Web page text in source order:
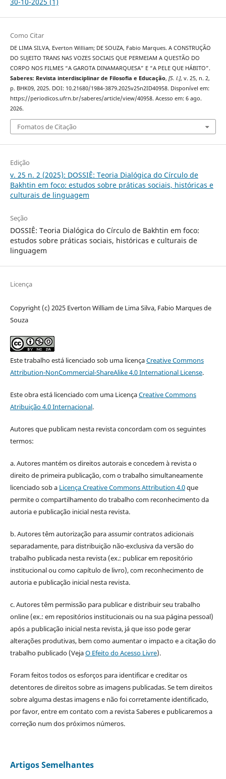
Como Citar
DE LIMA SILVA, Everton William; DE SOUZA, Fabio Marques. A CONSTRUÇÃO
DO SUJEITO TRANS NAS VOZES SOCIAIS QUE PERMEIAM A QUESTÃO DO
CORPO NOS FILMES “A GAROTA DINAMARQUESA” E “A PELE QUE HÁBITO”.
Saberes: Revista interdisciplinar de Filosofia e Educação, [S. l.], v. 25, n. 2,
p. BHK09, 2025. DOI: 10.21680/1984-3879.2025v25n2ID40958. Disponível em:
https://periodicos.ufrn.br/saberes/article/view/40958. Acesso em: 6 ago.
2026.
Fomatos de Citação
Edição
v. 25 n. 2 (2025): DOSSIÊ: Teoria Dialógica do Círculo de
Bakhtin em foco: estudos sobre práticas sociais, históricas e
culturais de linguagem
Seção
DOSSIÊ: Teoria Dialógica do Círculo de Bakhtin em foco:
estudos sobre práticas sociais, históricas e culturais de
linguagem
Licença
Copyright (c) 2025 Everton William de Lima Silva, Fabio Marques de
Souza
Este trabalho está licenciado sob uma licençaCreative Commons
Attribution-NonCommercial-ShareAlike 4.0 International License.
Este obra está licenciado com uma LicençaCreative Commons
Atribuição 4.0 Internacional.
Autores que publicam nesta revista concordam com os seguintes
termos:
a. Autores mantém os direitos autorais e concedem à revista o
direito de primeira publicação, com o trabalho simultaneamente
licenciado sob a Licença Creative Commons Attribution 4.0que
permite o compartilhamento do trabalho com reconhecimento da
autoria e publicação inicial nesta revista.
b. Autores têm autorização para assumir contratos adicionais
separadamente, para distribuição não-exclusiva da versão do
trabalho publicada nesta revista (ex.: publicar em repositório
institucional ou como capítulo de livro), com reconhecimento de
autoria e publicação inicial nesta revista.
c. Autores têm permissão para publicar e distribuir seu trabalho
online (ex.: em repositórios institucionais ou na sua página pessoal)
após a publicação inicial nesta revista, já que isso pode gerar
alterações produtivas, bem como aumentar o impacto e a citação do
trabalho publicado (VejaO Efeito do Acesso Livre).
Foram feitos todos os esforços para identificar e creditar os
detentores de direitos sobre as imagens publicadas. Se tem direitos
sobre alguma destas imagens e não foi corretamente identificado,
por favor, entre em contato com a revista Saberes e publicaremos a
correção num dos próximos números.
Artigos Semelhantes